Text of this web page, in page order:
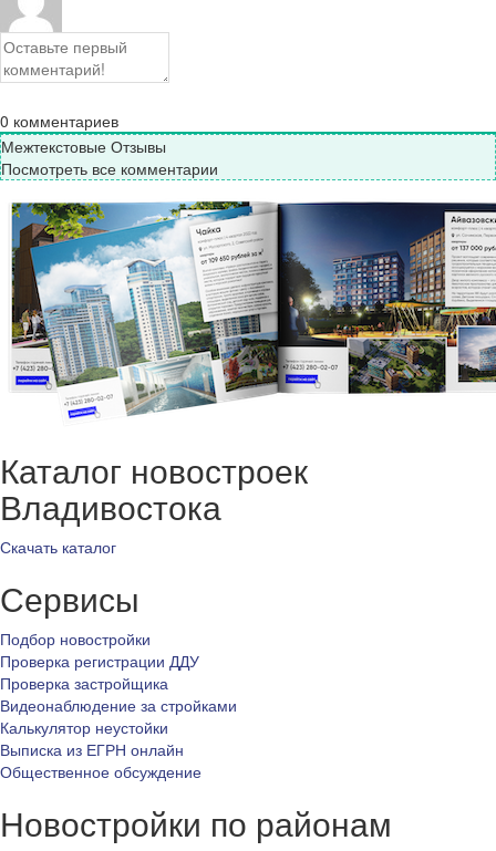
0 комментариев
Межтекстовые Отзывы
Посмотреть все комментарии
Каталог новостроек
Владивостока
Скачать каталог
Сервисы
Подбор новостройки
Проверка регистрации ДДУ
Проверка застройщика
Видеонаблюдение за стройками
Калькулятор неустойки
Выписка из ЕГРН онлайн
Общественное обсуждение
Новостройки по районам